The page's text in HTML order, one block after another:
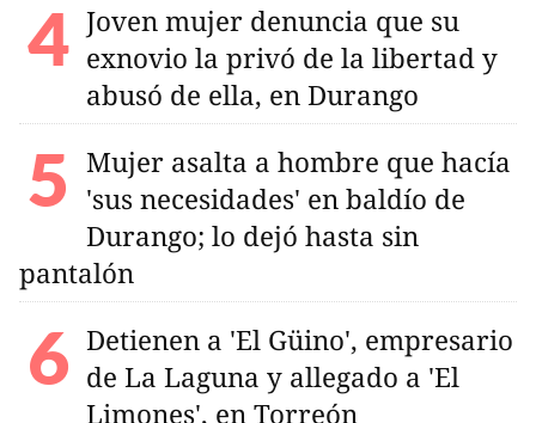
Joven mujer denuncia que su
exnovio la privó de la libertad y
abusó de ella, en Durango
Mujer asalta a hombre que hacía
'sus necesidades' en baldío de
Durango; lo dejó hasta sin
pantalón
Detienen a 'El Güino', empresario
de La Laguna y allegado a 'El
Limones', en Torreón